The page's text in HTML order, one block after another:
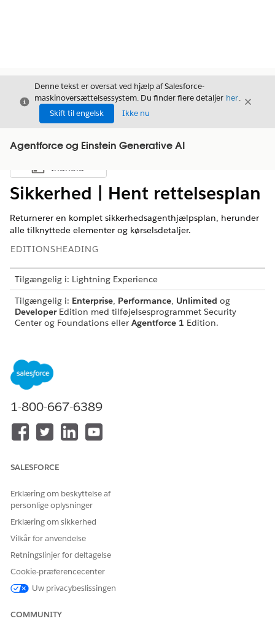
Luk
Denne tekst er oversat ved hjælp af Salesforce-
maskinoversættelsessystem. Du finder flere detaljer her.
Skift til engelsk
Ikke nu
Luk
Agentforce og Einstein Generative AI
Vis indholdsfortegnelse
Indhold
Sikkerhed | Hent rettelsesplan
Returnerer en komplet sikkerhedsagenthjælpsplan, herunder
alle tilknyttede elementer og kørselsdetaljer.
EDITIONSHEADING
Tilgængelig i: Lightning Experience
Tilgængelig i: Enterprise, Performance, Unlimited og
DeveloperEdition med tilføjelsesprogrammet Security
Center og Foundations eller Agentforce 1 Edition.
Hvis du vil se
Sikkerhedscenter-sider:
Hvis du vil oprette og
sikkerhedspolitikker:
API-navn
Referencehandlingstype
Kører dette værktøj en eller
flere
meddelelsesskabeloner?
Påkrævet opsætning
1-800-667-6389
SALESFORCE
Erklæring om beskyttelse af
personlige oplysninger
Erklæring om sikkerhed
Vilkår for anvendelse
Retningslinjer for deltagelse
Cookie-præferencecenter
Uw privacybeslissingen
COMMUNITY